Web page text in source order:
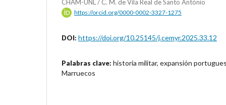
CHAM-UNL / C. M. de Vila Real de Santo António
https://orcid.org/0000-0002-3327-1275
DOI: https://doi.org/10.25145/j.cemyr.2025.33.12
Palabras clave: historia militar, expansión
Marruecos